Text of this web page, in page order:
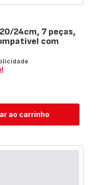
ao carrinho
24cm, 7 peças,
com